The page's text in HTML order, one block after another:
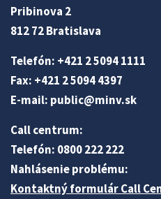
Pribinova 2
812 72 Bratislava
Telefón: +421 2 5094 1111
Fax: +421 2 5094 4397
E-mail: public@minv.sk
Call centrum:
Telefón: 0800 222 222
Nahlásenie problému:
Kontaktný formulár Call